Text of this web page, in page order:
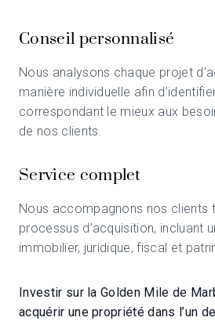
Conseil personnalisé
Nous analysons chaque projet
manière individuelle afin
correspondant le mieux aux
de nos clients.
Service complet
Nous accompagnons nos clients
processus d’acquisition, incluant
immobilier, juridique, fiscal et
Investir sur la Golden Mile de
acquérir une propriété dans l’un